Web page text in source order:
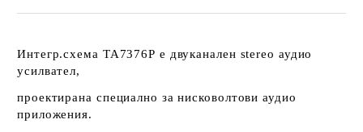
Интегр.схема TA7376P е двуканален stereo аудио
усилвател,
проектирана специално за нисковолтови аудио
приложения.